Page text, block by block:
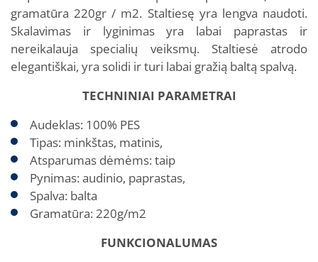
gramatūra 220gr / m2. Staltiesę yra lengva naudoti.
Skalavimas ir lyginimas yra labai paprastas ir
nereikalauja specialių veiksmų. Staltiesė atrodo
elegantiškai, yra solidi ir turi labai gražią baltą spalvą.
TECHNINIAI PARAMETRAI
Audeklas: 100% PES
Tipas: minkštas, matinis,
Atsparumas dėmėms: taip
Pynimas: audinio, paprastas,
Spalva: balta
Gramatūra: 220g/m2
FUNKCIONALUMAS